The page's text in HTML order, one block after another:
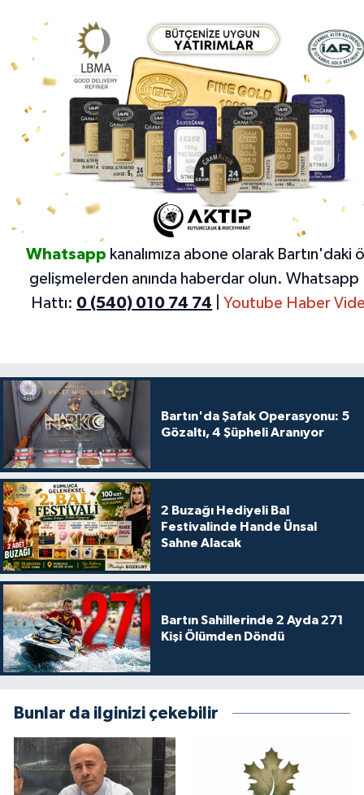
Whatsapp kanalımıza abone olarak Bartın'daki
gelişmelerden anında haberdar olun. Whatsapp
Hattı: 0 (540) 010 74 74 Youtube Haber
Bartın'da Şafak Operasyonu: 5
Gözaltı, 4 Şüpheli Aranıyor
2 Buzağı Hediyeli Bal
Festivalinde Hande Ünsal
Sahne Alacak
Bartın Sahillerinde 2 Ayda 271
Kişi Ölümden Döndü
Bunlar da ilginizi çekebilir